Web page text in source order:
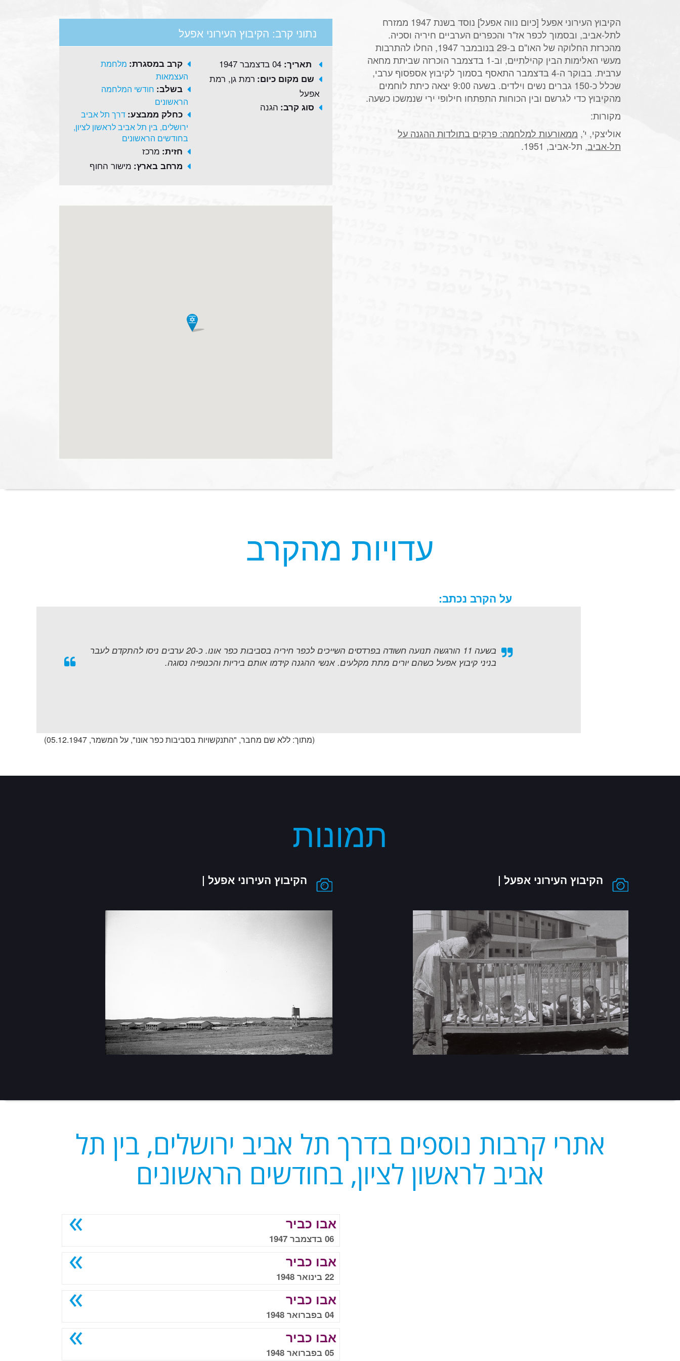
הקיבוץ העירוני אפעל [כיום נווה אפעל] נוסד בשנת 1947 ממזרח
לתל-אביב, ובסמוך לכפר אז"ר והכפרים הערביים חיריה וסכיה.
מהכרזת החלוקה של האו"ם ב-29 בנובמבר 1947, החלו להתרבות
מעשי האלימות הבין קהילתיים, וב-1 בדצמבר הוכרזה שביתת מחאה
ערבית. בבוקר ה-4 בדצמבר התאסף בסמוך לקיבוץ אספסוף ערבי,
שכלל כ-150 גברים נשים וילדים. בשעה 9:00 יצאה כיתת לוחמים
מהקיבוץ כדי לגרשם ובין הכוחות התפתחו חילופי ירי שנמשכו כשעה.
מקורות:
אוליצקי, י', ממאורעות למלחמה: פרקים בתולדות ההגנה על
תל-אביב, תל-אביב, 1951.
נתוני קרב: הקיבוץ העירוני אפעל
קרב במסגרת: מלחמת
העצמאות
בשלב: חודשי המלחמה
הראשונים
כחלק ממבצע: דרך תל אביב
ירושלים, בין תל אביב לראשון לציון,
בחודשים הראשונים
חזית: מרכז
מרחב בארץ: מישור החוף
תאריך: 04 בדצמבר 1947
שם מקום כיום: רמת גן, רמת
אפעל
סוג קרב: הגנה
עדויות מהקרב
על הקרב נכתב:
בשעה 11 הורגשה תנועה חשודה בפרדסים השייכים לכפר חיריה בסביבות כפר אונו. כ-20 ערבים ניסו להתקדם לעבר
בניני קיבוץ אפעל כשהם יורים מתת מקלעים. אנשי ההגנה קידמו אותם ביריות והכנופיה נסוגה.
(מתוך: ללא שם מחבר, "התנקשויות בסביבות כפר אונו", על המשמר, 05.12.1947)
תמונות
הקיבוץ העירוני אפעל | הקיבוץ העירוני אפעל |
אתרי קרבות נוספים בדרך תל אביב ירושלים, בין תל
אביב לראשון לציון, בחודשים הראשונים
אבו כביר
06 בדצמבר 1947
אבו כביר
22 בינואר 1948
אבו כביר
04 בפברואר 1948
אבו כביר
05 בפברואר 1948